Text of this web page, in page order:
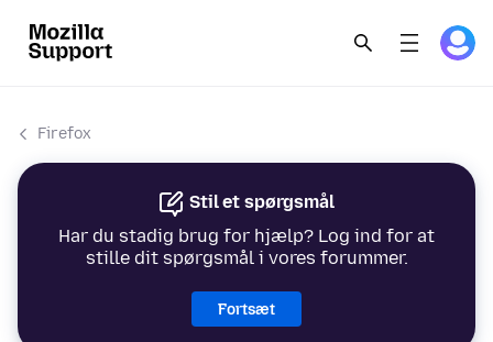
Firefox
Stil et spørgsmål
Har du stadig brug for hjælp? Log ind for at
stille dit spørgsmål i vores forummer.
Fortsæt